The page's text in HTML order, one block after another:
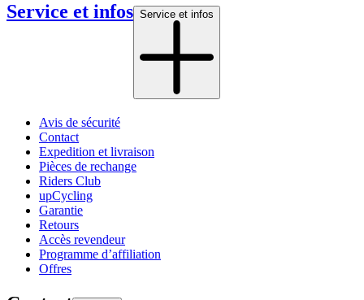
Service et infos Service et infos
Avis de sécurité
Contact
Expedition et livraison
Pièces de rechange
Riders Club
upCycling
Garantie
Retours
Accès revendeur
Programme d’affiliation
Offres